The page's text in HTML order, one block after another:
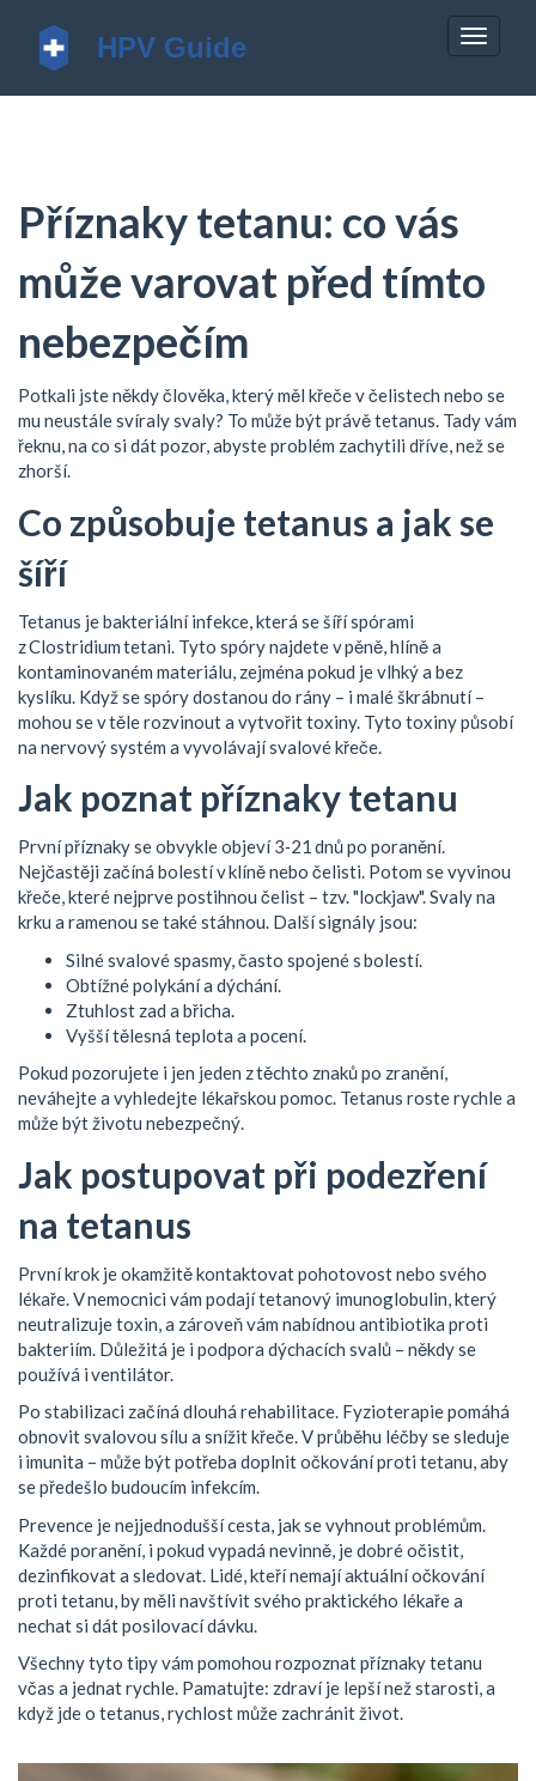
Příznaky tetanu: co vás
může varovat před tímto
nebezpečím
Potkali jste někdy člověka, který měl křeče v čelistech nebo se
mu neustále svíraly svaly? To může být právě tetanus. Tady vám
řeknu, na co si dát pozor, abyste problém zachytili dříve, než se
zhorší.
Co způsobuje tetanus a jak se
šíří
Tetanus je bakteriální infekce, která se šíří spórami
z Clostridium tetani. Tyto spóry najdete v pěně, hlíně a
kontaminovaném materiálu, zejména pokud je vlhký a bez
kyslíku. Když se spóry dostanou do rány – i malé škrábnutí –
mohou se v těle rozvinout a vytvořit toxiny. Tyto toxiny působí
na nervový systém a vyvolávají svalové křeče.
Jak poznat příznaky tetanu
První příznaky se obvykle objeví 3‑21 dnů po poranění.
Nejčastěji začíná bolestí v klíně nebo čelisti. Potom se vyvinou
křeče, které nejprve postihnou čelist – tzv. "lockjaw". Svaly na
krku a ramenou se také stáhnou. Další signály jsou:
Silné svalové spasmy, často spojené s bolestí.
Obtížné polykání a dýchání.
Ztuhlost zad a břicha.
Vyšší tělesná teplota a pocení.
Pokud pozorujete i jen jeden z těchto znaků po zranění,
neváhejte a vyhledejte lékařskou pomoc. Tetanus roste rychle a
může být životu nebezpečný.
Jak postupovat při podezření
na tetanus
První krok je okamžitě kontaktovat pohotovost nebo svého
lékaře. V nemocnici vám podají tetanový imunoglobulin, který
neutralizuje toxin, a zároveň vám nabídnou antibiotika proti
bakteriím. Důležitá je i podpora dýchacích svalů – někdy se
používá i ventilátor.
Po stabilizaci začíná dlouhá rehabilitace. Fyzioterapie pomáhá
obnovit svalovou sílu a snížit křeče. V průběhu léčby se sleduje
i imunita – může být potřeba doplnit očkování proti tetanu, aby
se předešlo budoucím infekcím.
Prevence je nejjednodušší cesta, jak se vyhnout problémům.
Každé poranění, i pokud vypadá nevinně, je dobré očistit,
dezinfikovat a sledovat. Lidé, kteří nemají aktuální očkování
proti tetanu, by měli navštívit svého praktického lékaře a
nechat si dát posilovací dávku.
Všechny tyto tipy vám pomohou rozpoznat příznaky tetanu
včas a jednat rychle. Pamatujte: zdraví je lepší než starosti, a
když jde o tetanus, rychlost může zachránit život.